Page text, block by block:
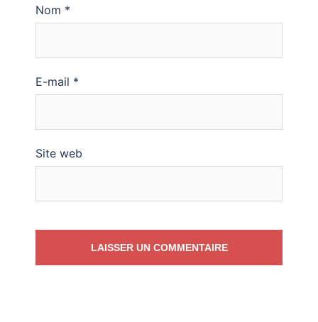
Nom *
E-mail *
Site web